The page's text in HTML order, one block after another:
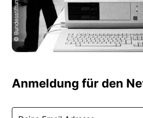
Anmeldung für den